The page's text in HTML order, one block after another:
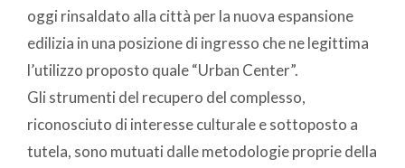
oggi rinsaldato alla città per la nuova espansione
edilizia in una posizione di ingresso che ne legittima
l’utilizzo proposto quale “Urban Center”.
Gli strumenti del recupero del complesso,
riconosciuto di interesse culturale e sottoposto a
tutela, sono mutuati dalle metodologie proprie della